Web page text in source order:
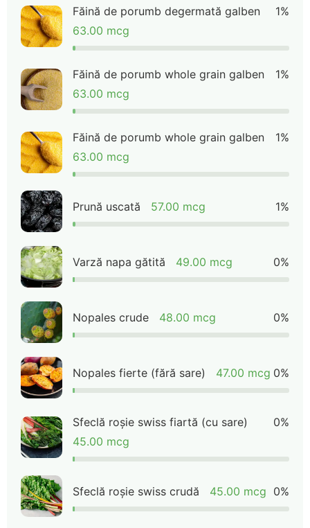
Făină de porumb degermată galben
63.00 mcg
1%
Făină de porumb whole grain galben
63.00 mcg
1%
Făină de porumb whole grain galben
63.00 mcg
1%
Prună uscată 57.00 mcg 1%
Varză napa gătită 49.00 mcg 0%
Nopales crude 48.00 mcg 0%
Nopales fierte (fără sare) 47.00 mcg 0%
Sfeclă roșie swiss fiartă (cu sare)
45.00 mcg
0%
Sfeclă roșie swiss crudă 45.00 mcg 0%